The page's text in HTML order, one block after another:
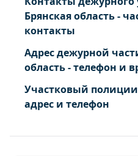
Брянская область -
контакты
Адрес дежурной
область - телефон и
Участковый полиции
адрес и телефон